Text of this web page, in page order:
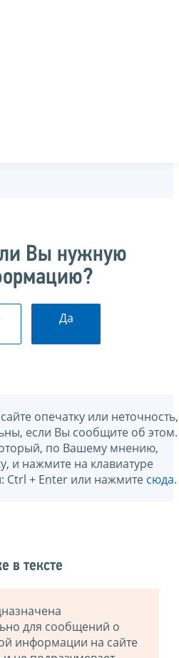
Вы нужную
Да
опечатку или неточность,
если Вы сообщите об этом.
по Вашему мнению,
и нажмите на клавиатуре
+ Enter или нажмите сюда.
в тексте
для сообщений о
информации на сайте